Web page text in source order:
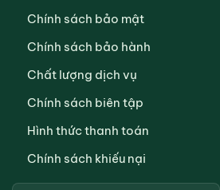
Chính sách bảo mật
Chính sách bảo hành
Chất lượng dịch vụ
Chính sách biên tập
Hình thức thanh toán
Chính sách khiếu nại